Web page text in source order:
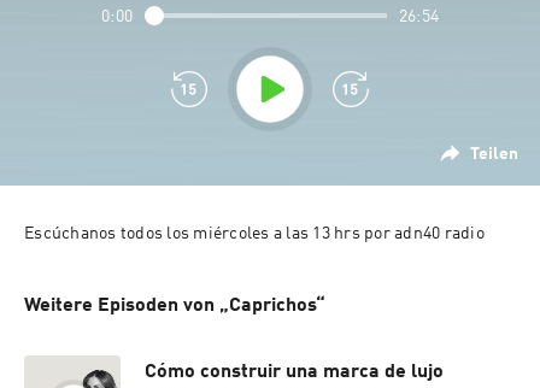
Teilen
0:00 26:54
Escúchanos todos los miércoles a las 13 hrs por adn40 radio
Weitere Episoden von „Caprichos“
Cómo construir una marca de lujo